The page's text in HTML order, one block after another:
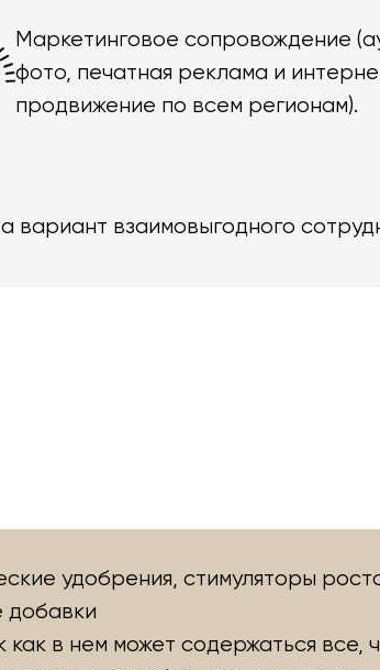
Маркетинговое сопровождение
фото, печатная реклама и
продвижение по всем регионам).
вариант взаимовыгодного
удобрения, стимуляторы
добавки
как в нем может содержаться все,